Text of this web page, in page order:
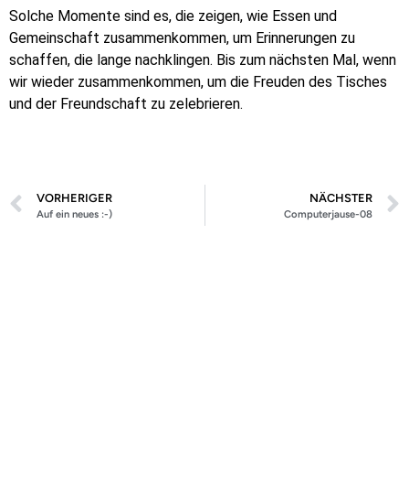
Solche Momente sind es, die zeigen, wie Essen und
Gemeinschaft zusammenkommen, um Erinnerungen zu
schaffen, die lange nachklingen. Bis zum nächsten Mal, wenn
wir wieder zusammenkommen, um die Freuden des Tisches
und der Freundschaft zu zelebrieren.
VORHERIGER
Auf ein neues :-)
NÄCHSTER
Computerjause-08